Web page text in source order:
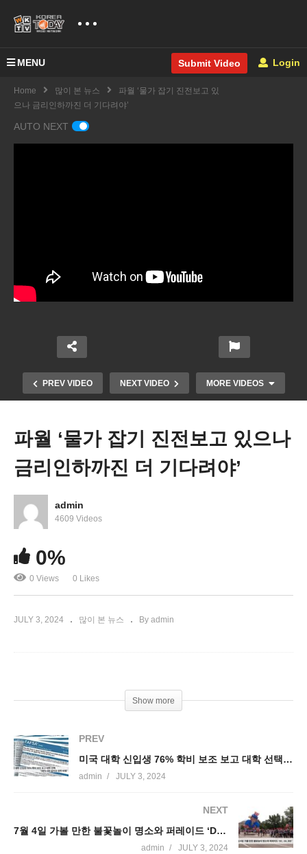
MENU Submit Video Login
Home 많이 본 뉴스
파월 ‘물가 잡기 진전보고 있
으나 금리인하까진 더 기다려야’
AUTO NEXT
PREV VIDEO NEXT VIDEO MORE VIDEOS
행 35% 늦춰’
파월 ‘물가 잡기 진전보고 있으나
금리인하까진 더 기다려야’
admin
4609 Videos
0%
0 Views 0 Likes
JULY 3, 2024 많이 본 뉴스 By admin
Show more
PREV
미국 대학 신입생 76% 학비 보조 보고 대학 선택 ‘44% 5천 달러로 대학 바꿔’
admin JULY 3, 2024
NEXT
7월 4일 가볼 만한 불꽃놀이 명소와 퍼레이드 ‘DC VA MD’
admin JULY 3, 2024